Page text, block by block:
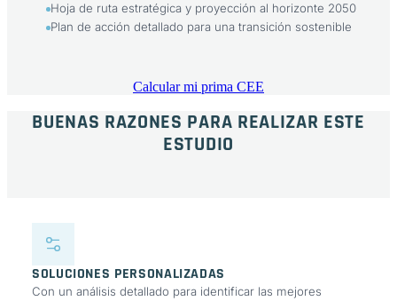
Hoja de ruta estratégica y proyección al horizonte 2050
Plan de acción detallado para una transición sostenible
Calcular mi prima CEE
BUENAS RAZONES PARA REALIZAR ESTE
ESTUDIO
SOLUCIONES PERSONALIZADAS
Con un análisis detallado para identificar las mejores